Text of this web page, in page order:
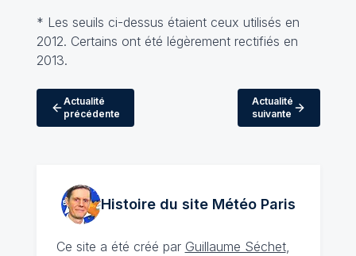
* Les seuils ci-dessus étaient ceux utilisés en
2012. Certains ont été légèrement rectifiés en
2013.
Actualité
précédente
Actualité
suivante
Histoire du site MétéoParis
Ce site a été créé par Guillaume Séchet,